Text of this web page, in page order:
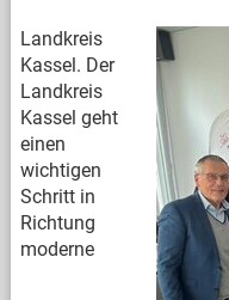
Landkreis
Kassel. Der
Landkreis
Kassel geht
einen
wichtigen
Schritt in
Richtung
moderne